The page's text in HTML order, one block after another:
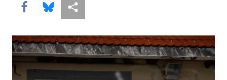
Share this via Facebook
Share this via Bluesky
More sharing options